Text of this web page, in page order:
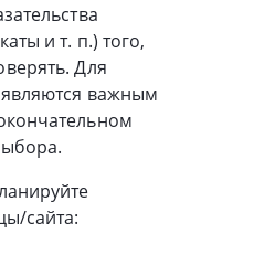
и т. п.) того,
Для
важным
сайта: